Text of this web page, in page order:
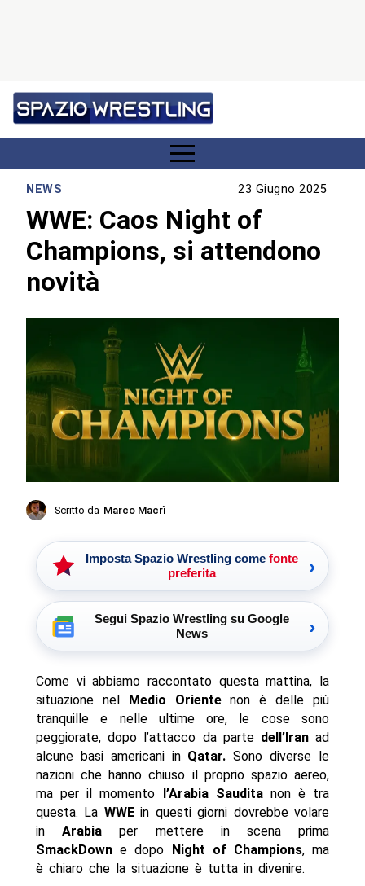
NEWS 23 Giugno 2025
WWE: Caos Night of
Champions, si attendono
novità
Scritto da Marco Macrì
Imposta Spazio Wrestling come fonte
preferita
›
Segui Spazio Wrestling su Google
News
›
Come vi abbiamo raccontato questa mattina, la
situazione nel
Medio Orientenon è delle più
tranquille e nelle ultime ore, le cose sono
peggiorate, dopo l’attacco da parte dell’Iranad
alcune basi americani in Qatar. Sono diverse le
nazioni che hanno chiuso il proprio spazio aereo,
ma per il momento
l’Arabia Sauditanon è tra
questa. La WWEin questi giorni dovrebbe volare
inArabia per mettere in scena prima
SmackDowne dopo Night of Champions, ma
è chiaro che la situazione è tutta in divenire.